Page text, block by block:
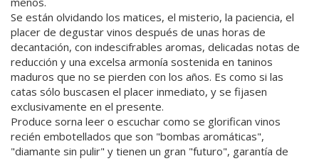
Se están olvidando los matices, el misterio, la paciencia, el
placer de degustar vinos después de unas horas de
decantación, con indescifrables aromas, delicadas notas de
reducción y una excelsa armonía sostenida en taninos
maduros que no se pierden con los años. Es como si las
catas sólo buscasen el placer inmediato, y se fijasen
exclusivamente en el presente.
Produce sorna leer o escuchar como se glorifican vinos
recién embotellados que son "bombas aromáticas",
"diamante sin pulir" y tienen un gran "futuro", garantía de